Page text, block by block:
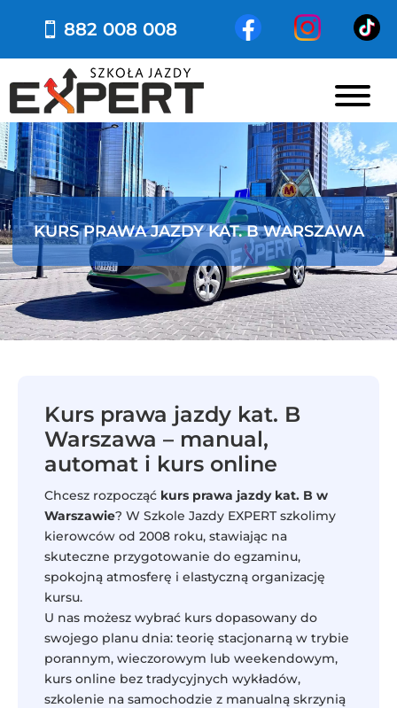
882 008 008
KURS PRAWA JAZDY KAT. B WARSZAWA
Kurs prawa jazdy kat. B
Warszawa – manual,
automat i kurs online
Chcesz rozpocząć kurs prawa jazdy kat. B w
Warszawie? W Szkole Jazdy EXPERT szkolimy
kierowców od 2008 roku, stawiając na
skuteczne przygotowanie do egzaminu,
spokojną atmosferę i elastyczną organizację
kursu.
U nas możesz wybrać kurs dopasowany do
swojego planu dnia: teorię stacjonarną w trybie
porannym, wieczorowym lub weekendowym,
kurs online bez tradycyjnych wykładów,
szkolenie na samochodzie z manualną skrzynią